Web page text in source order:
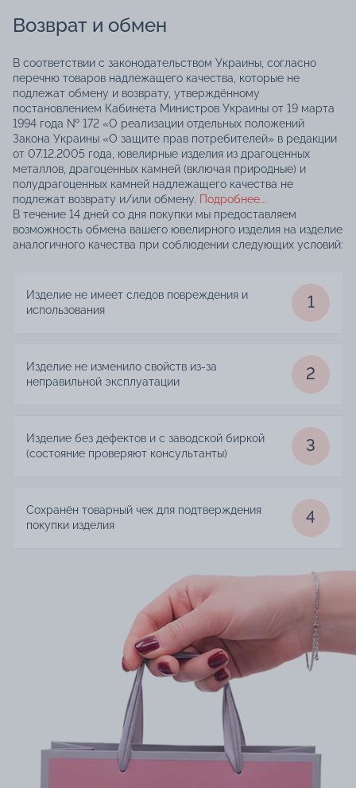
Возврат и обмен
В соответствии с законодательством Украины, согласно
перечню товаров надлежащего качества, которые не
подлежат обмену и возврату, утверждённому
постановлением Кабинета Министров Украины от 19 марта
1994 года № 172 «О реализации отдельных положений
Закона Украины «О защите прав потребителей» в редакции
от 07.12.2005 года, ювелирные изделия из драгоценных
металлов, драгоценных камней (включая природные) и
полудрагоценных камней надлежащего качества не
подлежат возврату и/или обмену. Подробнее...
В течение 14 дней со дня покупки мы предоставляем
возможность обмена вашего ювелирного изделия на изделие
аналогичного качества при соблюдении следующих условий:
Изделие не имеет следов повреждения и
использования
1
Изделие не изменило свойств из-за
неправильной эксплуатации
2
Изделие без дефектов и с заводской биркой
(состояние проверяют консультанты)
3
Сохранён товарный чек для подтверждения
покупки изделия
4